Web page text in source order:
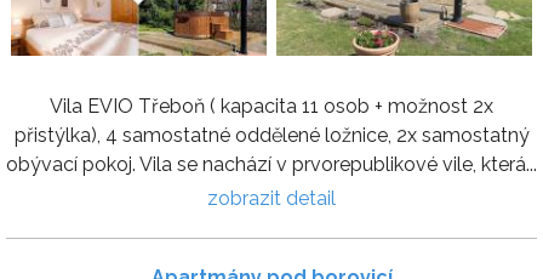
Vila EVIO Třeboň ( kapacita 11 osob + možnost 2x
přistýlka), 4 samostatné oddělené ložnice, 2x samostatný
obývací pokoj. Vila se nachází v prvorepublikové vile, která...
zobrazit detail